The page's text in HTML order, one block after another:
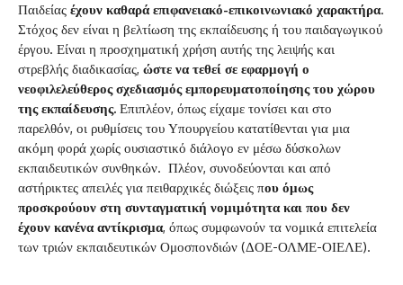
Παιδείας έχουν καθαρά επιφανειακό-επικοινωνιακό χαρακτήρα.
Στόχος δεν είναι η βελτίωση της εκπαίδευσης ή του παιδαγωγικού
έργου. Είναι η προσχηματική χρήση αυτής της λειψής και
στρεβλής διαδικασίας, ώστε να τεθεί σε εφαρμογή ο
νεοφιλελεύθερος σχεδιασμός εμπορευματοποίησης του χώρου
της εκπαίδευσης. Επιπλέον, όπως είχαμε τονίσει και στο
παρελθόν, οι ρυθμίσεις του Υπουργείου κατατίθενται για μια
ακόμη φορά χωρίς ουσιαστικό διάλογο εν μέσω δύσκολων
εκπαιδευτικών συνθηκών. Πλέον, συνοδεύονται και από
αστήρικτες απειλές για πειθαρχικές διώξεις που όμως
προσκρούουν στη συνταγματική νομιμότητα και που δεν
έχουν κανένα αντίκρισμα, όπως συμφωνούν τα νομικά επιτελεία
των τριών εκπαιδευτικών Ομοσπονδιών (ΔΟΕ-ΟΛΜΕ-ΟΙΕΛΕ).